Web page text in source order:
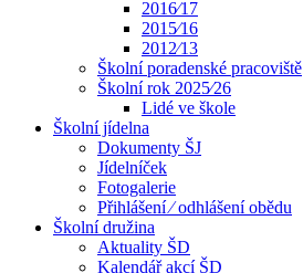
2016⁄17
2015⁄16
2012⁄13
Školní poradenské pracoviště
Školní rok 2025⁄26
Lidé ve škole
Školní jídelna
Dokumenty ŠJ
Jídelníček
Fotogalerie
Přihlášení ⁄ odhlášení obědu
Školní družina
Aktuality ŠD
Kalendář akcí ŠD